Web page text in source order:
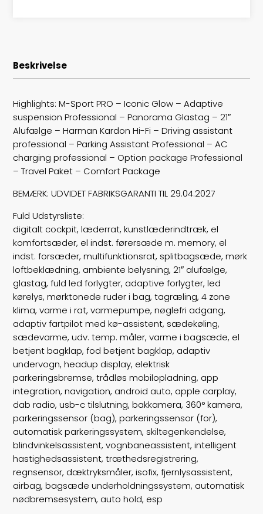
Højde
Længde
Bredde
Lasteevne
Trækhjul
Airbags
Vægt 2255
Døre
Farve Grønmetal
Beskrivelse
Highlights: M-Sport PRO – Iconic Glow – Adaptive
suspension Professional – Panorama Glastag – 21″
Alufælge – Harman Kardon Hi-Fi – Driving assistant
professional – Parking Assistant Professional – AC
charging professional – Option package Professional
– Travel Paket – Comfort Package
BEMÆRK: UDVIDET FABRIKSGARANTI TIL 29.04.2027
Fuld Udstyrsliste:
digitalt cockpit, læderrat, kunstlæderindtræk, el
komfortsæder, el indst. førersæde m. memory, el
indst. forsæder, multifunktionsrat, splitbagsæde, mørk
loftbeklædning, ambiente belysning, 21″ alufælge,
glastag, fuld led forlygter, adaptive forlygter, led
kørelys, mørktonede ruder i bag, tagræling, 4 zone
klima, varme i rat, varmepumpe, nøglefri adgang,
adaptiv fartpilot med kø-assistent, sædekøling,
sædevarme, udv. temp. måler, varme i bagsæde, el
betjent bagklap, fod betjent bagklap, adaptiv
undervogn, headup display, elektrisk
parkeringsbremse, trådløs mobilopladning, app
integration, navigation, android auto, apple carplay,
dab radio, usb-c tilslutning, bakkamera, 360° kamera,
parkeringssensor (bag), parkeringssensor (for),
automatisk parkeringssystem, skiltegenkendelse,
blindvinkelsassistent, vognbaneassistent, intelligent
hastighedsassistent, træthedsregistrering,
regnsensor, dæktryksmåler, isofix, fjernlysassistent,
airbag, bagsæde underholdningssystem, automatisk
nødbremsesystem, auto hold, esp